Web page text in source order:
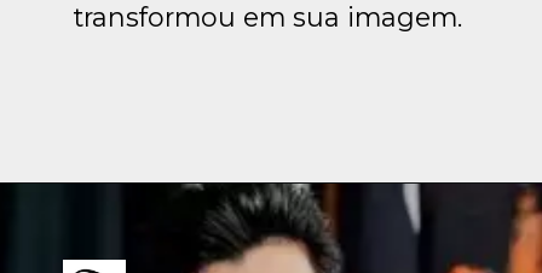
transformou em sua imagem.